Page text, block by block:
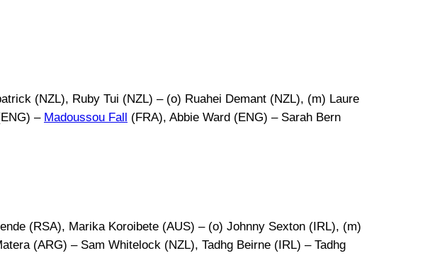
(NZL), Ruby Tui (NZL) – (o) Ruahei Demant (NZL), (m) Laure
– Madoussou Fall (FRA), Abbie Ward (ENG) – Sarah Bern
(RSA), Marika Koroibete (AUS) – (o) Johnny Sexton (IRL), (m)
(ARG) – Sam Whitelock (NZL), Tadhg Beirne (IRL) – Tadhg